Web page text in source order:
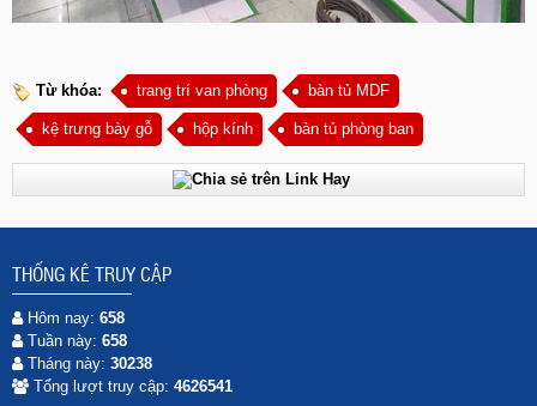
Từ khóa: trang trí van phòng bàn tủ MDF
kệ trưng bày gỗ hộp kính bàn tủ phòng ban
THỐNG KÊ TRUY CẬP
Hôm nay: 658
Tuần này: 658
Tháng này: 30238
Tổng lượt truy cập: 4626541